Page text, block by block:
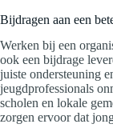
Bijdragen aan een
Werken bij een
ook een bijdrage
juiste ondersteuning
jeugdprofessionals
scholen en lokale
zorgen ervoor dat